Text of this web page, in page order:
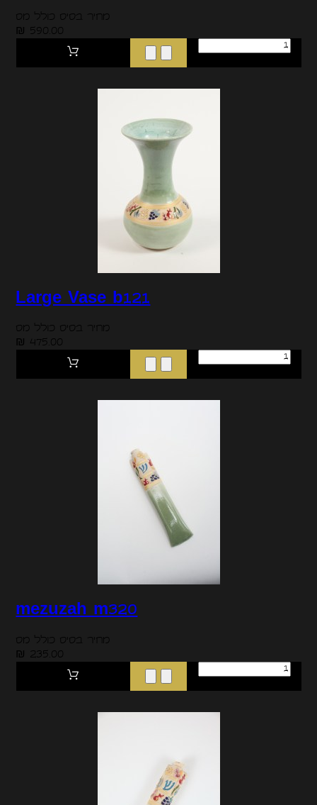
מחיר בסיס כולל מס
590.00 ₪
Large Vase b121
מחיר בסיס כולל מס
475.00 ₪
mezuzah m320
מחיר בסיס כולל מס
235.00 ₪